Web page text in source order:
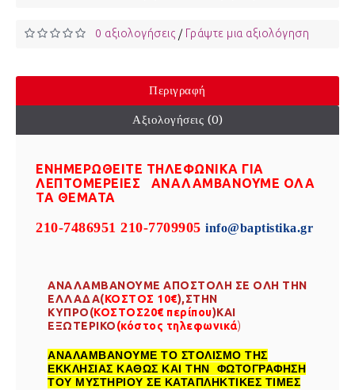
0 αξιολογήσεις / Γράψτε μια αξιολόγηση
Περιγραφή
Αξιολογήσεις (0)
ΕΝΗΜΕΡΩΘΕΙΤΕ ΤΗΛΕΦΩΝΙΚΑ ΓΙΑ
ΛΕΠΤΟΜΕΡΕΙΕΣ ΑΝΑΛΑΜΒΑΝΟΥΜΕ ΟΛΑ
ΤΑ ΘΕΜΑΤΑ
210-7486951 210-7709905 info@baptistika.gr
ΑΝΑΛΑΜΒΑΝΟΥΜΕ ΑΠΟΣΤΟΛΗ ΣΕ ΟΛΗ ΤΗΝ
ΕΛΛΑΔΑ(ΚΟΣΤΟΣ 10€),ΣΤΗΝ
ΚΥΠΡΟ(ΚΟΣΤΟΣ20€ περίπου)ΚΑΙ
ΕΞΩΤΕΡΙΚΟ(κόστος τηλεφωνικά)
ΑΝΑΛΑΜΒΑΝΟΥΜΕ ΤΟ ΣΤΟΛΙΣΜΟ ΤΗΣ
ΕΚΚΛΗΣΙΑΣ ΚΑΘΩΣ ΚΑΙ ΤΗΝ ΦΩΤΟΓΡΑΦΗΣΗ
ΤΟΥ ΜΥΣΤΗΡΙΟΥ ΣΕ ΚΑΤΑΠΛΗΚΤΙΚΕΣ ΤΙΜΕΣ